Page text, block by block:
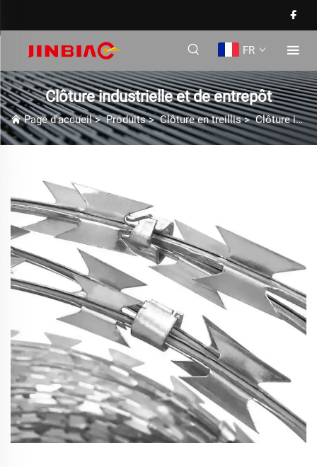
FR
Clôture industrielle et de entrepôt
Page d'accueil>Produits>Clôture en treillis>Clôture industrielle et de entrepôt